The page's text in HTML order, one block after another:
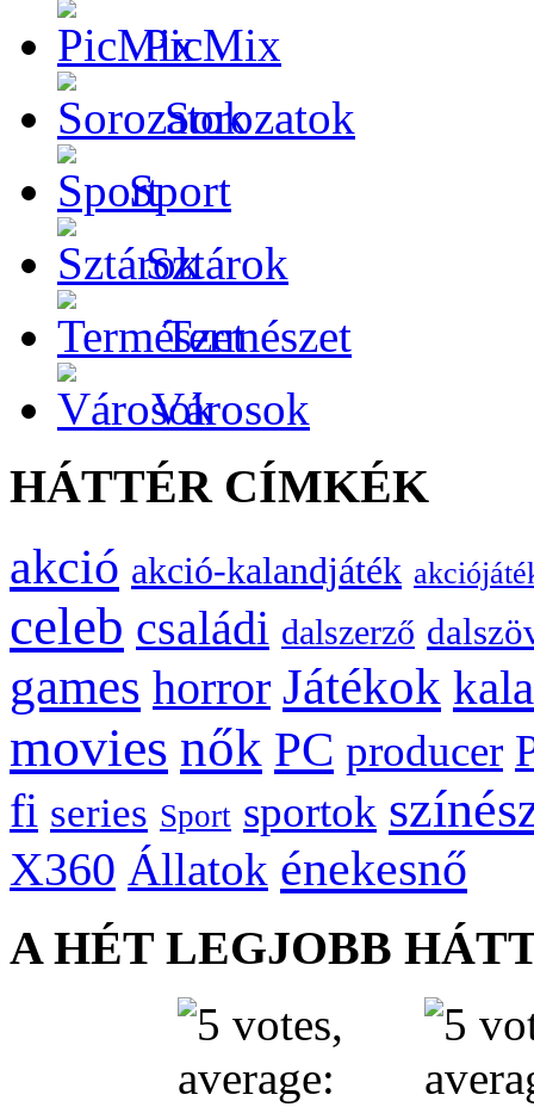
PicMix
Sorozatok
Sport
Sztárok
Természet
Városok
HÁTTÉR CÍMKÉK
akció akció-kalandjáték
celeb családi dalszerző
games horror Játékok
movies nők PC producer
fi series Sport sportok
X360 Állatok énekesnő
A HÉT LEGJOBB